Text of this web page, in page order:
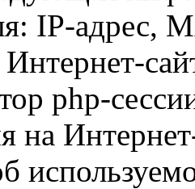
IP-адрес,
Интернет-
php-
на